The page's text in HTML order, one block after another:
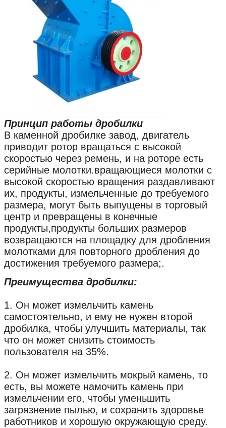
Принцип работы дробилки
В каменной дробилке завод, двигатель
приводит ротор вращаться с высокой
скоростью через ремень, и на роторе есть
серийные молотки.вращающиеся молотки с
высокой скоростью вращения раздавливают
их, продукты, измельченные до требуемого
размера, могут быть выпущены в торговый
центр и превращены в конечные
продукты,продукты больших размеров
возвращаются на площадку для дробления
молотками для повторного дробления до
достижения требуемого размера;.
Преимущества дробилки:
1. Он может измельчить камень
самостоятельно, и ему не нужен второй
дробилка, чтобы улучшить материалы, так
что он может снизить стоимость
пользователя на 35%.
2. Он может измельчить мокрый камень, то
есть, вы можете намочить камень при
измельчении его, чтобы уменьшить
загрязнение пылью, и сохранить здоровье
работников и хорошую окружающую среду.